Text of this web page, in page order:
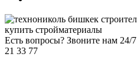
Есть вопросы? Звоните нам 24/7
21 33 77